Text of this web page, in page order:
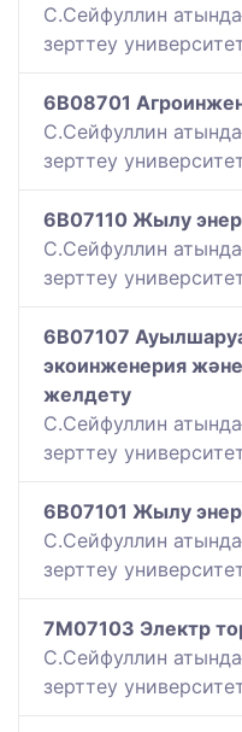
С.Сейфуллин
зерттеу
6B08701
С.Сейфуллин
зерттеу
6B07110 Жылу
С.Сейфуллин
зерттеу
6B07107
экоинженерия
желдету
С.Сейфуллин
зерттеу
6B07101 Жылу
С.Сейфуллин
зерттеу
7M07103 Электр
С.Сейфуллин
зерттеу